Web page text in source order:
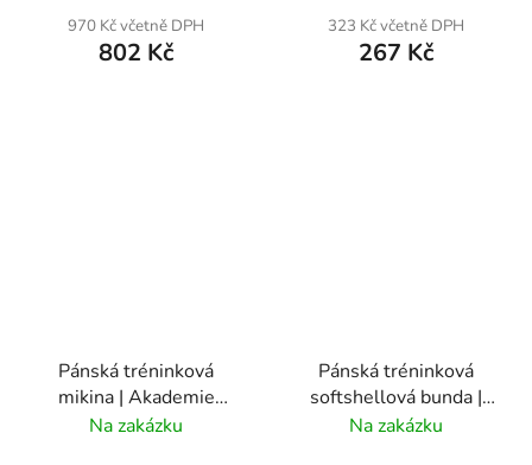
970 Kč včetně DPH
802 Kč
323 Kč včetně DPH
267 Kč
Pánská tréninková
mikina | Akademie
Táborsko
Na zakázku
Pánská tréninková
softshellová bunda |
Akademie Táborsko
Na zakázku